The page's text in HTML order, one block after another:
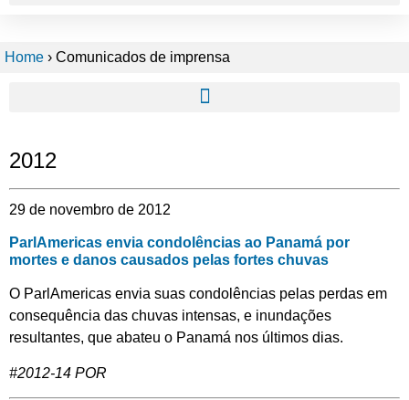
Home › Comunicados de imprensa
2012
29 de novembro de 2012
ParlAmericas envia condolências ao Panamá por
mortes e danos causados pelas fortes chuvas
O ParlAmericas envia suas condolências pelas perdas em
consequência das chuvas intensas, e inundações
resultantes, que abateu o Panamá nos últimos dias.
#2012-14 POR